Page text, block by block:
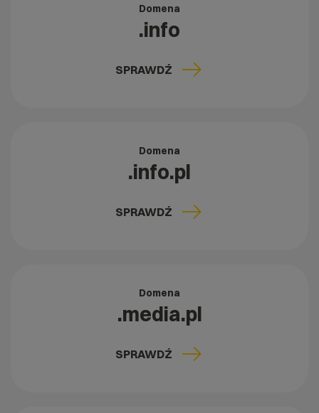
Domena
.info
SPRAWDŹ
Domena
.info.pl
SPRAWDŹ
Domena
.media.pl
SPRAWDŹ